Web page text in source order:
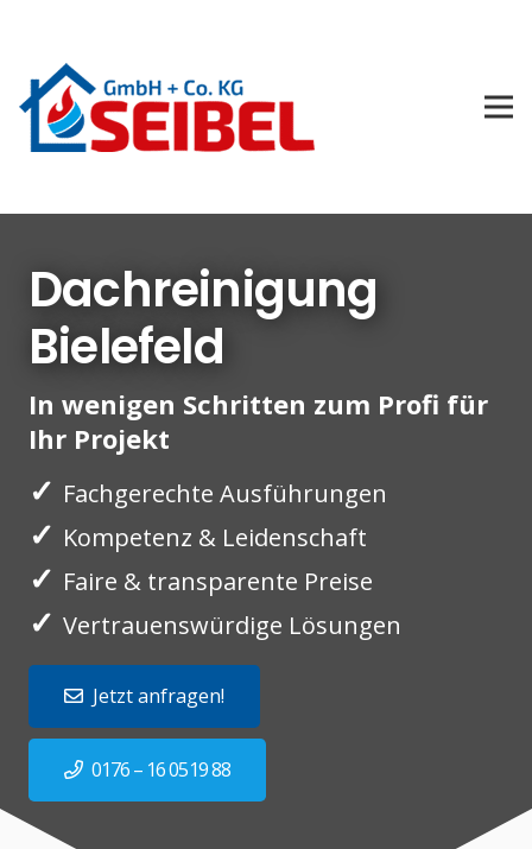
Dachreinigung
Bielefeld
In wenigen Schritten zum Profi für
Ihr Projekt
✓ Fachgerechte Ausführungen
✓ Kompetenz & Leidenschaft
✓ Faire & transparente Preise
✓ Vertrauenswürdige Lösungen
Jetzt anfragen!
0176 – 16 0519 88